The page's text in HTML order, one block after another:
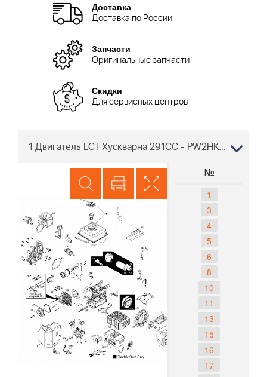
Доставка
Доставка по России
Запчасти
Оригинальные запчасти
Скидки
Для сервисных центров
1 Двигатель LCT Хускварна 291CC - PW2HK19850781DE ENGINE-436263-uscan
№
1
3
4
5
6
8
10
11
13
15
16
17